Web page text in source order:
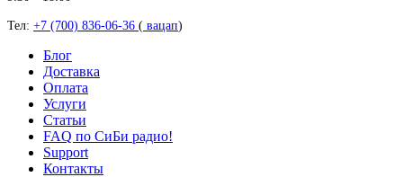
Тел: +7 (700) 836-06-36 ( вацап)
Блог
Доставка
Оплата
Услуги
Статьи
FAQ по СиБи радио!
Support
Контакты